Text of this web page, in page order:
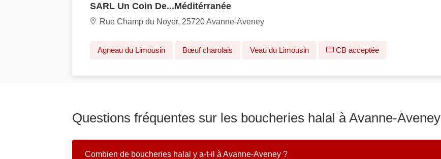
SARL Un Coin De...Méditérranée
Rue Champ du Noyer, 25720 Avanne-Aveney
Agneau du Limousin Bœuf charolais Veau du Limousin CB acceptée
Questions fréquentes sur les boucheries halal à Avanne-Aveney
Combien de boucheries halal y a-t-il à Avanne-Aveney ?